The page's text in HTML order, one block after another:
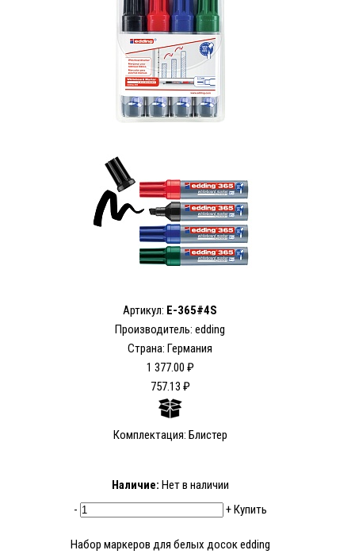
Артикул: E-365#4S
Производитель: edding
Страна: Германия
1 377.00 ₽
757.13 ₽
Комплектация: Блистер
Наличие: Нет в наличии
-
+Купить
Набор маркеров для белых досок edding